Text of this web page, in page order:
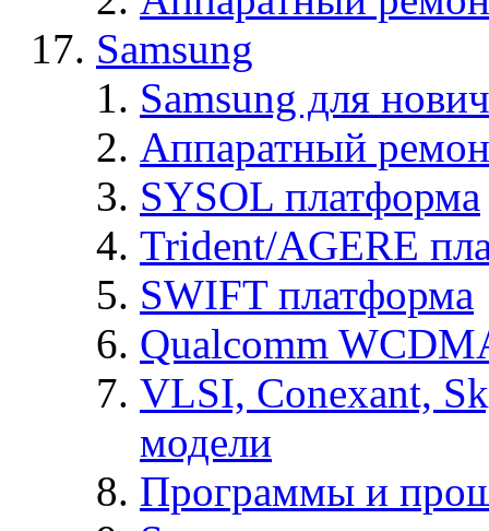
Samsung
Samsung для
Аппаратный
SYSOL платформа
Trident/AGERE
SWIFT платформа
Qualcomm
VLSI, Conexant,
модели
Программы и